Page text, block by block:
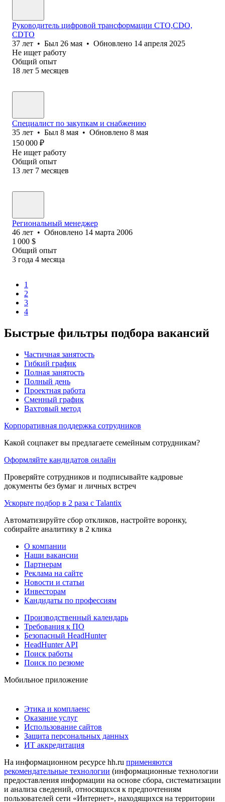
Руководитель цифровой трансформации CTO,CDO,
CDTO
37 лет • Был 26 мая • Обновлено 14 апреля 2025
Не ищет работу
Общий опыт
18 лет 5 месяцев
Специалист по закупкам и снабжению
35 лет • Был 8 мая • Обновлено 8 мая
150 000 ₽
Не ищет работу
Общий опыт
13 лет 7 месяцев
Региональный менеджер
46 лет • Обновлено 14 марта 2006
1 000 $
Общий опыт
3 года 4 месяца
1
2
3
4
Быстрые фильтры подбора вакансий
Частичная занятость
Гибкий график
Полная занятость
Полный день
Проектная работа
Сменный график
Вахтовый метод
Корпоративная поддержка сотрудников
Какой соцпакет вы предлагаете семейным сотрудникам?
Оформляйте кандидатов онлайн
Проверяйте сотрудников и подписывайте кадровые
документы без бумаг и личных встреч
Ускорьте подбор в 2 раза с Talantix
Автоматизируйте сбор откликов, настройте воронку,
собирайте аналитику в 2 клика
О компании
Наши вакансии
Партнерам
Реклама на сайте
Новости и статьи
Инвесторам
Кандидаты по профессиям
Производственный календарь
Требования к ПО
Безопасный HeadHunter
HeadHunter API
Поиск работы
Поиск по резюме
Мобильное приложение
Этика и комплаенс
Оказание услуг
Использование сайтов
Защита персональных данных
ИТ аккредитация
На информационном ресурсе hh.ru применяются
рекомендательные технологии (информационные технологии
предоставления информации на основе сбора, систематизации
и анализа сведений, относящихся к предпочтениям
пользователей сети «Интернет», находящихся на территории